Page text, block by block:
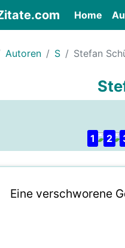
Home
Autoren S Stefan
1 2
Eine verschworene